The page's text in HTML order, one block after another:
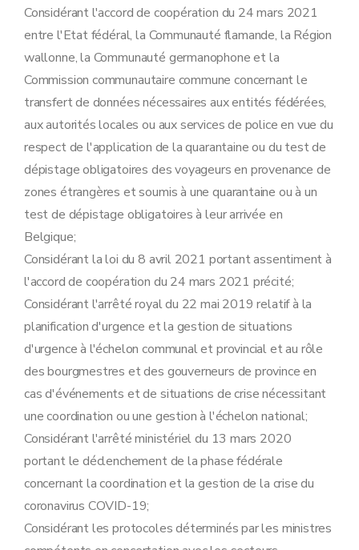
Considérant l'accord de coopération du 24 mars 2021
entre l'Etat fédéral, la Communauté flamande, la Région
wallonne, la Communauté germanophone et la
Commission communautaire commune concernant le
transfert de données nécessaires aux entités fédérées,
aux autorités locales ou aux services de police en vue du
respect de l'application de la quarantaine ou du test de
dépistage obligatoires des voyageurs en provenance de
zones étrangères et soumis à une quarantaine ou à un
test de dépistage obligatoires à leur arrivée en
Belgique;
Considérant la loi du 8 avril 2021 portant assentiment à
l'accord de coopération du 24 mars 2021 précité;
Considérant l'arrêté royal du 22 mai 2019 relatif à la
planification d'urgence et la gestion de situations
d'urgence à l'échelon communal et provincial et au rôle
des bourgmestres et des gouverneurs de province en
cas d'événements et de situations de crise nécessitant
une coordination ou une gestion à l'échelon national;
Considérant l'arrêté ministériel du 13 mars 2020
portant le déclenchement de la phase fédérale
concernant la coordination et la gestion de la crise du
coronavirus COVID-19;
Considérant les protocoles déterminés par les ministres